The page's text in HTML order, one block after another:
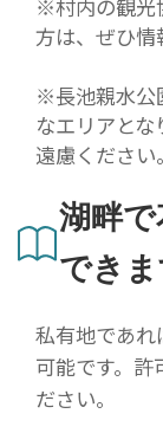
※村内の観光
方は、ぜひ情
※長池親水公
なエリアと
遠慮ください。
湖畔
できま
私有地であ
可能です。許
ださい。